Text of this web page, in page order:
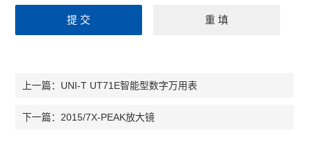
上一篇： UNI-T UT71E智能型数字万用表
下一篇：2015/7X-PEAK放大镜